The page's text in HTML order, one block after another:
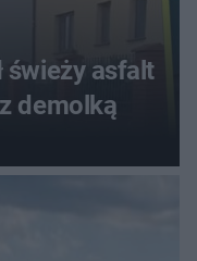
świeży asfalt
demolką